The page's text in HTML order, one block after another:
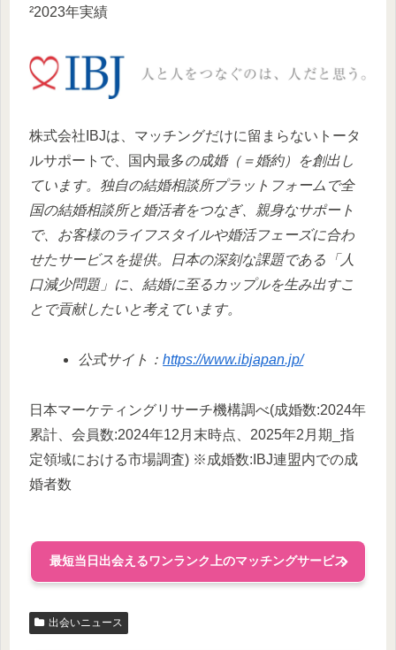
²2023年実績
株式会社IBJは、マッチングだけに留まらないトータ
ルサポートで、国内最多の成婚（＝婚約）を創出し
ています。独自の結婚相談所プラットフォームで全
国の結婚相談所と婚活者をつなぎ、親身なサポート
で、お客様のライフスタイルや婚活フェーズに合わ
せたサービスを提供。日本の深刻な課題である「人
口減少問題」に、結婚に至るカップルを生み出すこ
とで貢献したいと考えています。
公式サイト：https://www.ibjapan.jp/
日本マーケティングリサーチ機構調べ(成婚数:2024年
累計、会員数:2024年12月末時点、2025年2月期_指
定領域における市場調査) ※成婚数:IBJ連盟内での成
婚者数
最短当日出会えるワンランク上のマッチングサービス
出会いニュース